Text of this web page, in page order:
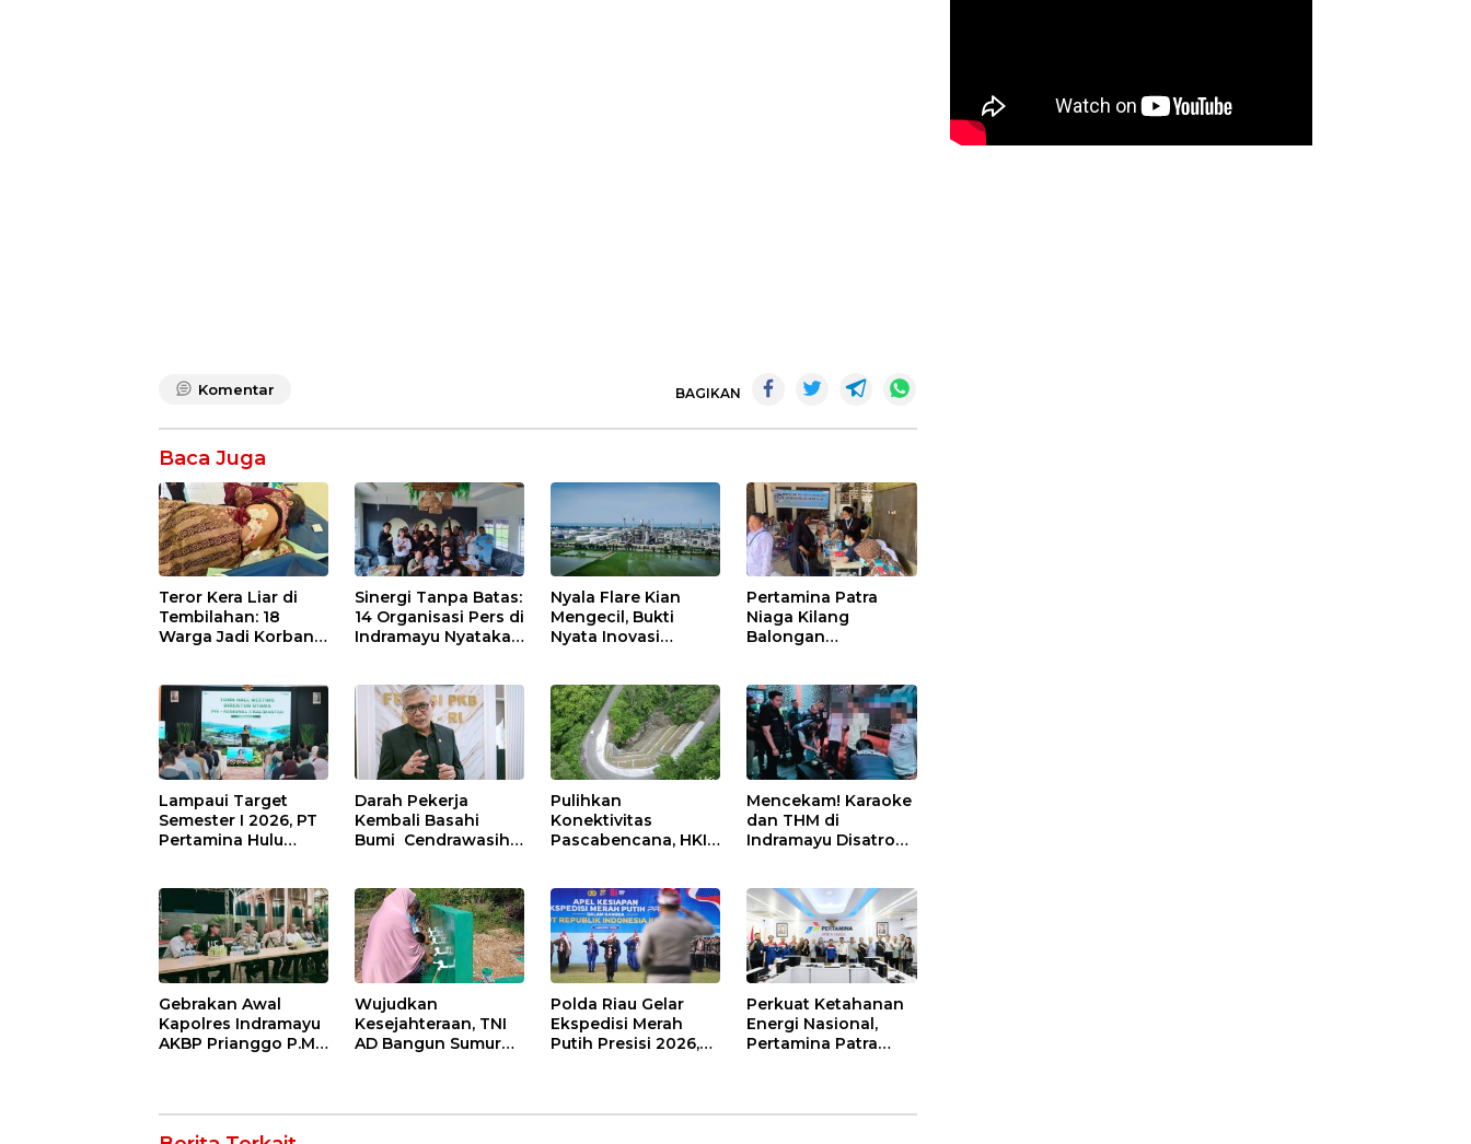
Komentar BAGIKAN
Baca Juga
Teror Kera Liar di
Tembilahan: 18
Warga Jadi Korban
Jahitan!
Sinergi Tanpa Batas:
14 Organisasi Pers di
Indramayu Nyatakan
Nyala Flare Kian
Mengecil, Bukti
Nyata Inovasi
Balongan Dukung
Net Zero Emission
2060
Pertamina Patra
Niaga Kilang
Balongan
Masyarakat melalui
Pemeriksaan
Kesehatan Rutin
dan Edukasi
Perawatan Gigi
Lampaui Target
Semester I 2026, PT
Pertamina Hulu
Nasional Lewat
Inovasi &
Keselamatan Kerja
Darah Pekerja
Kembali Basahi
Bumi Cendrawasih:
Infrastruktur di
Tolikara!
Pulihkan
Konektivitas
Pascabencana, HKI
Lembah Anai dan
Malalak
Mencekam! Karaoke
dan THM di
Indramayu Disatroni
Kacir Dites Urine!
Gebrakan Awal
Kapolres Indramayu
AKBP Prianggo P.M.,
Program Kerja
Wujudkan
Kesejahteraan, TNI
AD Bangun Sumur
Polda Riau Gelar
Ekspedisi Merah
Putih Presisi 2026,
Perkuat Ketahanan
Energi Nasional,
Pertamina Patra
Propylene